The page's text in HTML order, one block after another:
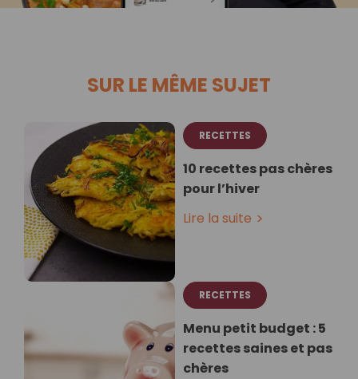
SUR LE MÊME SUJET
RECETTES
10 recettes pas chères
pour l’hiver
Lire la suite
RECETTES
Menu petit budget : 5
recettes saines et pas
chères